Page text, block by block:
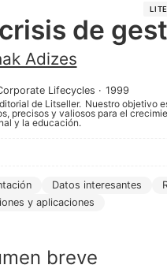
de
Adizes
Lifecycles · 1999
de Litseller. Nuestro objetivo
precisos y valiosos para el
y la educación.
Datos interesantes
y aplicaciones
breve